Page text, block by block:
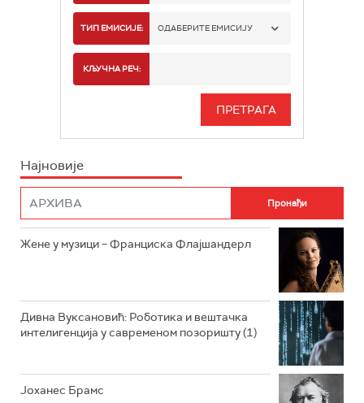
РАДИО БЕОГРАД 1
РАДИО БЕОГРАД 3
РАДИО РОКЕНРОЛЕР
РАДИО ЏЕЗЕР
АРХИВ
ТИП ЕМИСИЈЕ: ОДАБЕРИТЕ ЕМИСИЈУ
ИНФО
КЉУЧНА РЕЧ:
Најновије
Жене у музици – Франциска Флајшандерл
Дивна Вуксановић: Роботика и вештачка
интелигенција у савременом позоришту (1)
Јоханес Брамс